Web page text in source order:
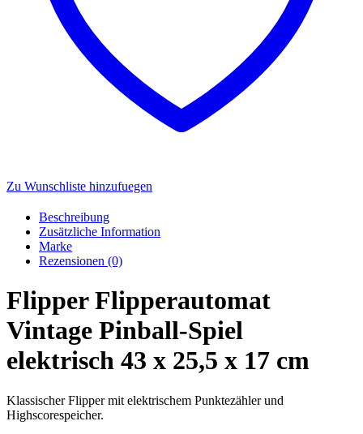
Zu Wunschliste hinzufuegen
Beschreibung
Zusätzliche Information
Marke
Rezensionen (0)
Flipper Flipperautomat
Vintage Pinball-Spiel
elektrisch 43 x 25,5 x 17 cm
Klassischer Flipper mit elektrischem Punktezähler und
Highscorespeicher.